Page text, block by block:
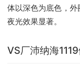
体以深色为底色，
夜光效果显著。
VS厂沛纳海